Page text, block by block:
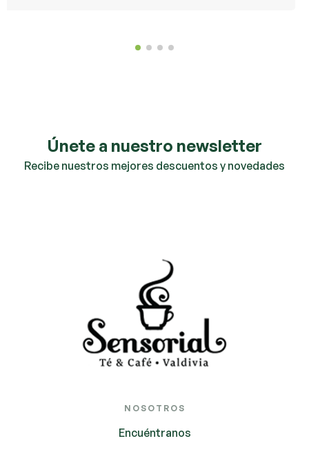
Únete a nuestro newsletter
Recibe nuestros mejores descuentos y novedades
NOSOTROS
Encuéntranos